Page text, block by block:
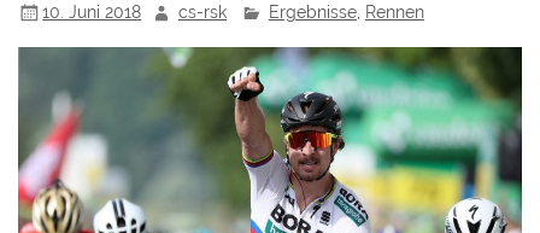
10. Juni 2018 cs-rsk Ergebnisse, Rennen